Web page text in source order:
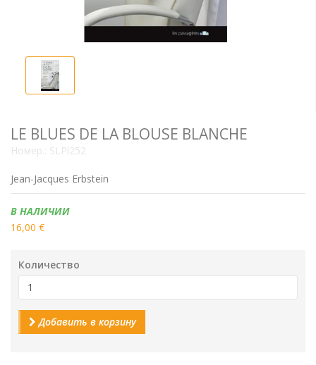
LE BLUES DE LA BLOUSE BLANCHE
Номер.: SLPl252
Jean-Jacques Erbstein
Наличие:
В НАЛИЧИИ
16,00 €
Количество
Добавить в корзину